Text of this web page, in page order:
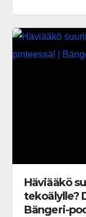
Häviääkö
tekoälylle?
Bängeri-